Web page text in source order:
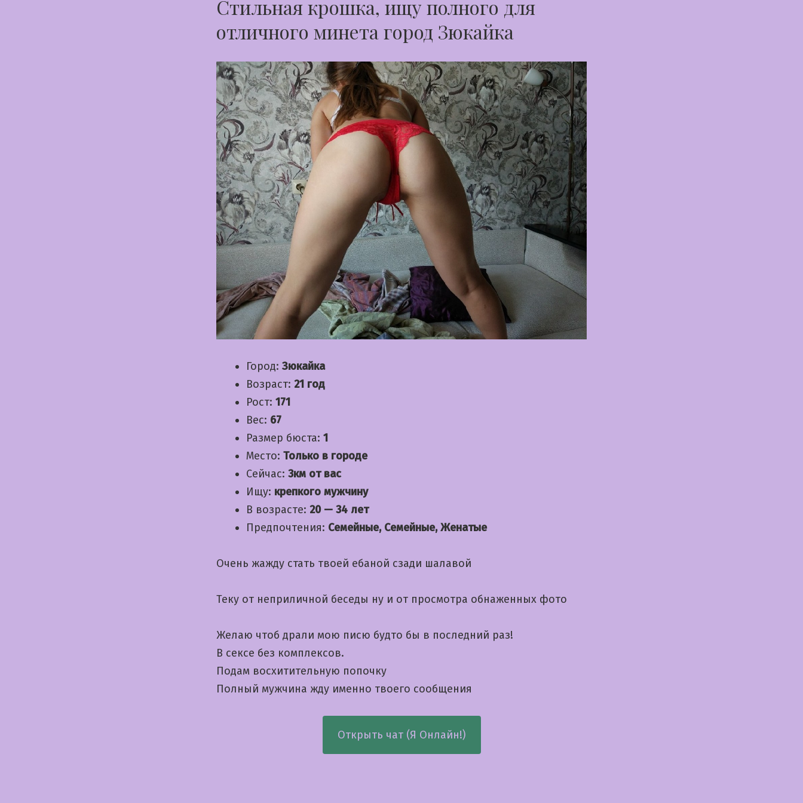
Стильная крошка, ищу полного для
отличного минета город Зюкайка
Город: Зюкайка
Возраст: 21 год
Рост: 171
Вес: 67
Размер бюста: 1
Место: Только в городе
Сейчас: 3км от вас
Ищу: крепкого мужчину
В возрасте: 20 — 34 лет
Предпочтения: Семейные, Семейные, Женатые
Очень жажду стать твоей ебаной сзади шалавой
Теку от неприличной беседы ну и от просмотра обнаженных фото
Желаю чтоб драли мою писю будто бы в последний раз!
В сексе без комплексов.
Подам восхитительную попочку
Полный мужчина жду именно твоего сообщения
Открыть чат (Я Онлайн!)